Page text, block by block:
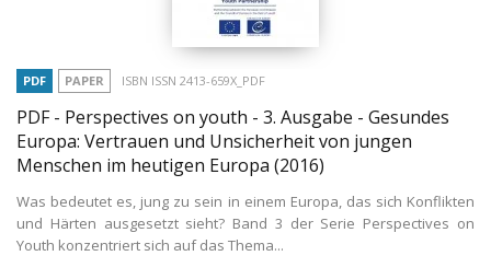
PDF PAPER ISBN ISSN 2413-659X_PDF
PDF - Perspectives on youth - 3. Ausgabe - Gesundes
Europa: Vertrauen und Unsicherheit von jungen
Menschen im heutigen Europa (2016)
Was bedeutet es, jung zu sein in einem Europa, das sich Konflikten
und Härten ausgesetzt sieht? Band 3 der Serie Perspectives on
Youth konzentriert sich auf das Thema...